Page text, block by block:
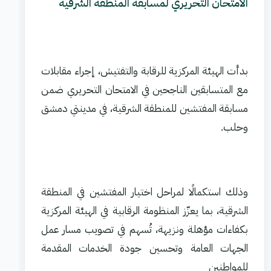
بدأت الهيئة المركزية للرقابة والتفتيش، إجراء مقابلات
مع المتسابقين الناجحين في الامتحان التحريري ضمن
مسابقة المفتشين للمنطقة الشرقية، في مدينتي دمشق
وحلب.
وذلك استكمالًا لمراحل اختيار المفتشين في المنطقة
الشرقية، بما يعزّز المنظومة الرقابية في الهيئة المركزية
بكفاءات مؤهلة ونزيهة، تُسهم في تصويب مسار عمل
الجهات العامة وتحسين جودة الخدمات المقدمة
للمواطنين